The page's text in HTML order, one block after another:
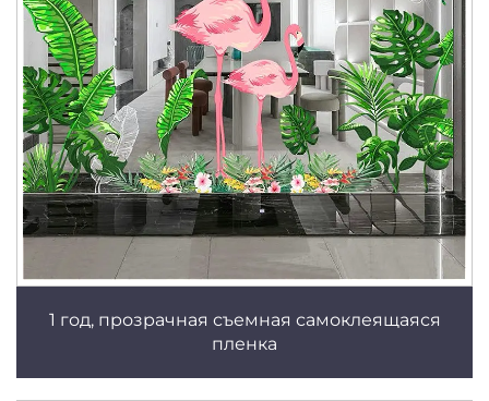
1 год, прозрачная съемная самоклеящаяся
пленка